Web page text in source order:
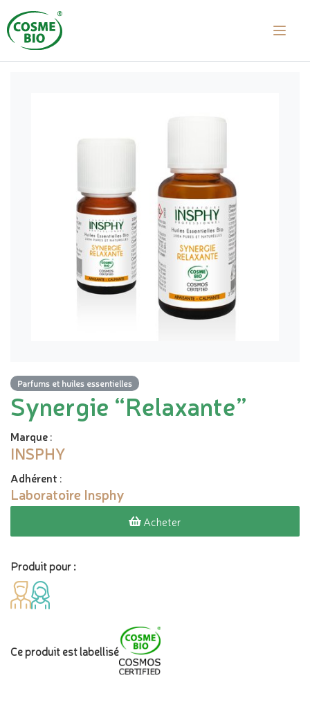
Parfums et huiles essentielles
Synergie “Relaxante”
Marque:
INSPHY
Adhérent :
Laboratoire Insphy
Acheter
Produit pour :
Ce produit est labellisé